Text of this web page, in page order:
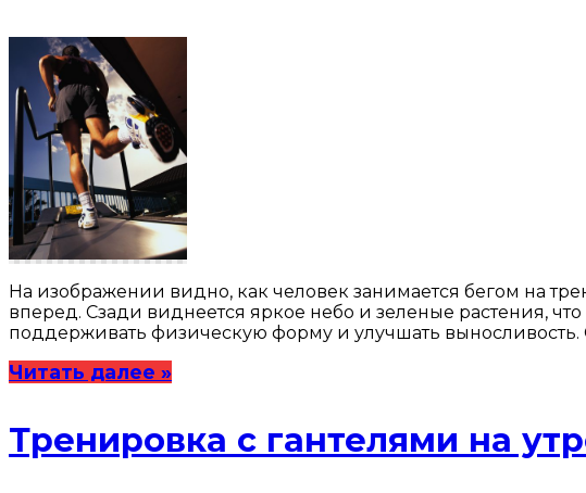
На изображении видно, как человек занимается бегом на
вперед. Сзади виднеется яркое небо и зеленые растения,
поддерживать физическую форму и улучшать
Читать далее »
Тренировка с гантелями на